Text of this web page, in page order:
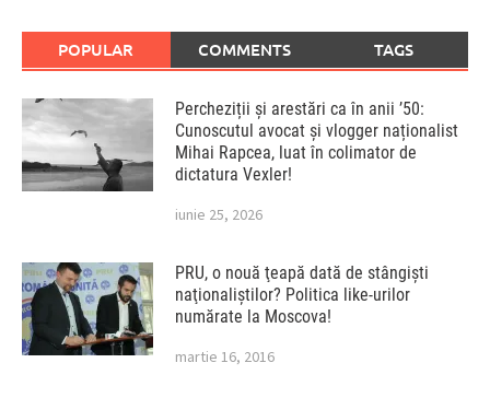
POPULAR COMMENTS TAGS
Percheziții și arestări ca în anii ’50:
Cunoscutul avocat și vlogger naționalist
Mihai Rapcea, luat în colimator de
dictatura Vexler!
iunie 25, 2026
PRU, o nouă ţeapă dată de stângişti
naţionaliştilor? Politica like-urilor
numărate la Moscova!
martie 16, 2016